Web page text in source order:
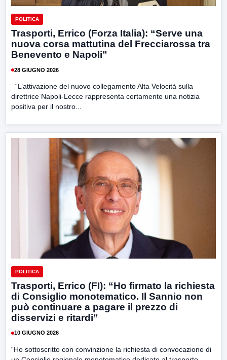
POLITICA
Trasporti, Errico (Forza Italia): “Serve una
nuova corsa mattutina del Frecciarossa tra
Benevento e Napoli”
28 GIUGNO 2026
“L’attivazione del nuovo collegamento Alta Velocità sulla
direttrice Napoli-Lecce rappresenta certamente una notizia
positiva per il nostro...
POLITICA
Trasporti, Errico (FI): “Ho firmato la richiesta
di Consiglio monotematico. Il Sannio non
può continuare a pagare il prezzo di
disservizi e ritardi”
10 GIUGNO 2026
“Ho sottoscritto con convinzione la richiesta di convocazione di